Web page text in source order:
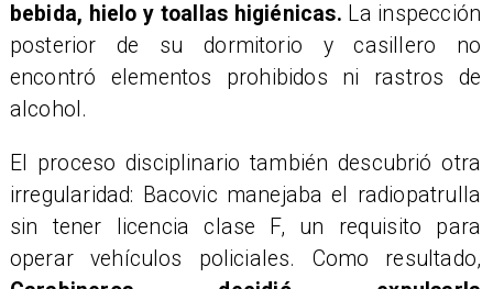
bebida, hielo y toallas higiénicas. La inspección
posterior de su dormitorio y casillero no
encontró elementos prohibidos ni rastros de
alcohol.
El proceso disciplinario también descubrió otra
irregularidad: Bacovic manejaba el radiopatrulla
sin tener licencia clase F, un requisito para
operar vehículos policiales. Como resultado,